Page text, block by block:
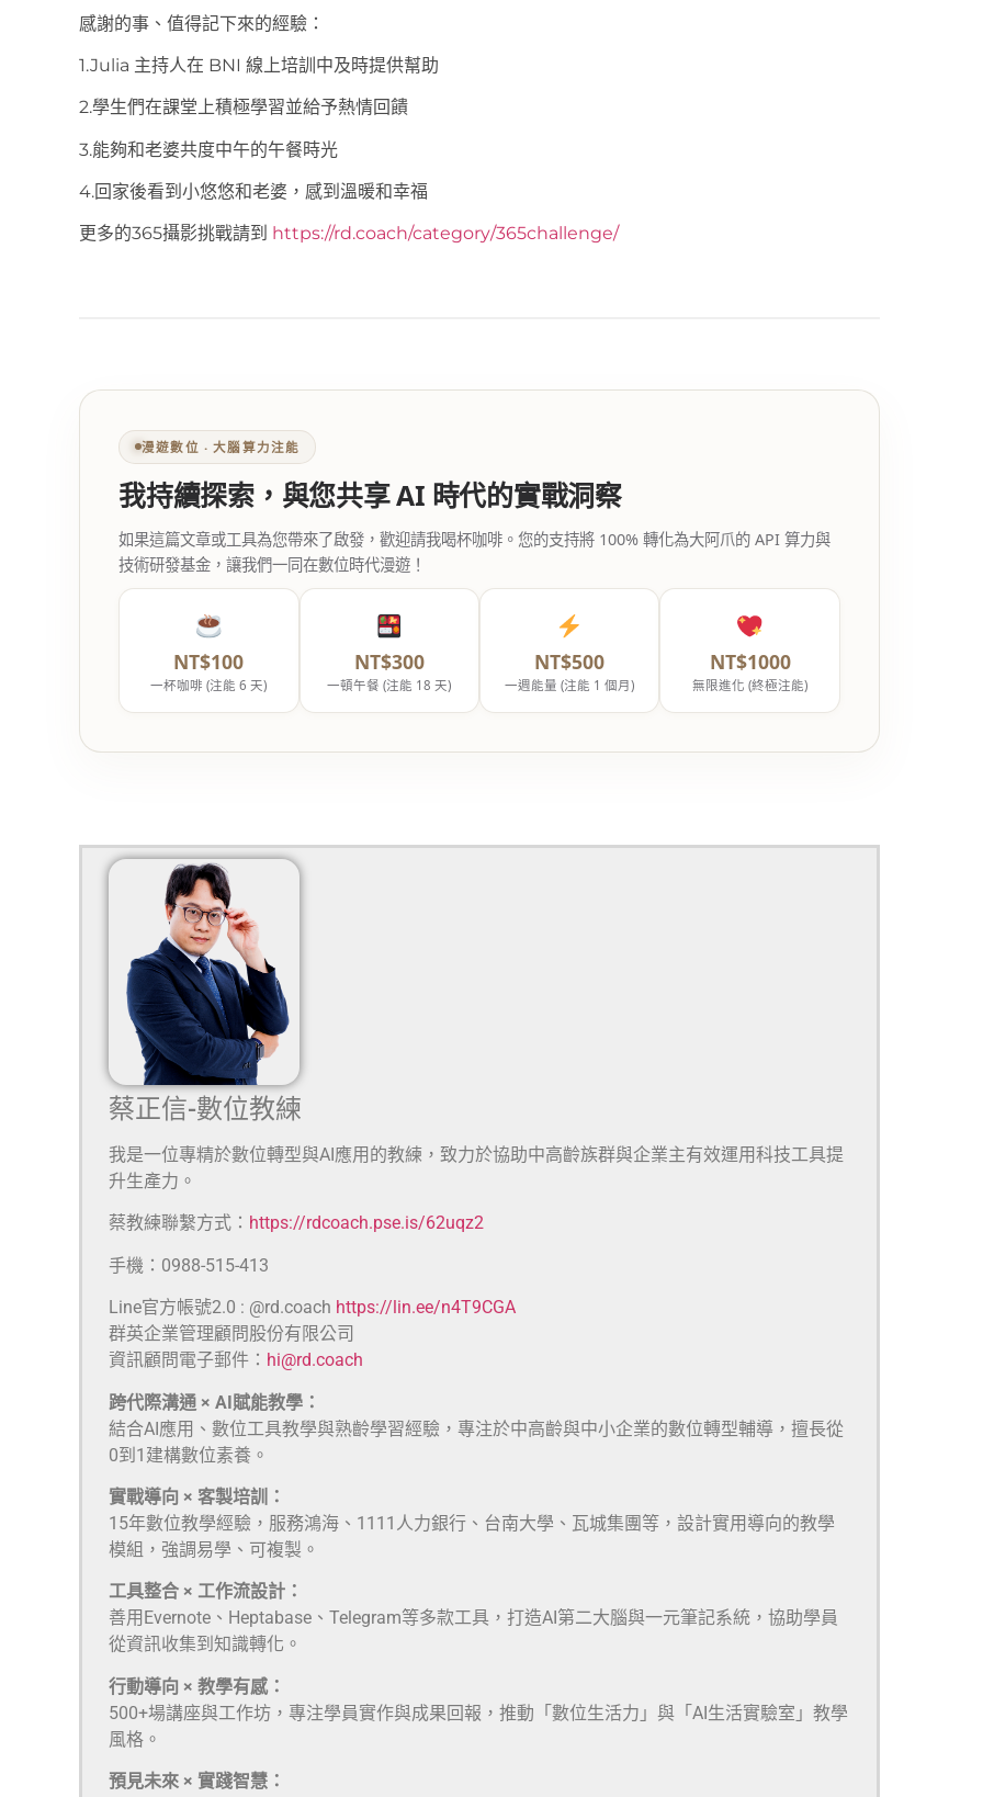
感謝的事、值得記下來的經驗：
1.Julia 主持人在 BNI 線上培訓中及時提供幫助
2.學生們在課堂上積極學習並給予熱情回饋
3.能夠和老婆共度中午的午餐時光
4.回家後看到小悠悠和老婆，感到溫暖和幸福
更多的365攝影挑戰請到 https://rd.coach/category/365challenge/
漫遊數位 ‧ 大腦算力注能
我持續探索，與您共享 AI 時代的實戰洞察
如果這篇文章或工具為您帶來了啟發，歡迎請我喝杯咖啡。您的支持將 100% 轉化為大阿爪的 API 算力與
技術研發基金，讓我們一同在數位時代漫遊！
NT$100
一杯咖啡 (注能 6 天)
NT$300
一頓午餐 (注能 18 天)
NT$500
一週能量 (注能 1 個月)
NT$1000
無限進化 (終極注能)
蔡正信-數位教練
我是一位專精於數位轉型與AI應用的教練，致力於協助中高齡族群與企業主有效運用科技工具提
升生產力。
蔡教練聯繫方式： https://rdcoach.pse.is/62uqz2
手機：0988-515-413
Line官方帳號2.0 : @rd.coach https://lin.ee/n4T9CGA
群英企業管理顧問股份有限公司
資訊顧問電子郵件： hi@rd.coach
跨代際溝通 × AI賦能教學：
結合AI應用、數位工具教學與熟齡學習經驗，專注於中高齡與中小企業的數位轉型輔導，擅長從
0到1建構數位素養。
實戰導向 × 客製培訓：
15年數位教學經驗，服務鴻海、1111人力銀行、台南大學、瓦城集團等，設計實用導向的教學
模組，強調易學、可複製。
工具整合 × 工作流設計：
善用Evernote、Heptabase、Telegram等多款工具，打造AI第二大腦與一元筆記系統，協助學員
從資訊收集到知識轉化。
行動導向 × 教學有感：
500+場講座與工作坊，專注學員實作與成果回報，推動「數位生活力」與「AI生活實驗室」教學
風格。
預見未來 × 實踐智慧：